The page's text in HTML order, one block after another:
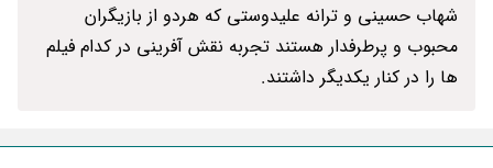
شهاب حسینی و ترانه علیدوستی که هردو از بازیگران
محبوب و پرطرفدار هستند تجربه نقش آفرینی در کدام فیلم
ها را در کنار یکدیگر داشتند.